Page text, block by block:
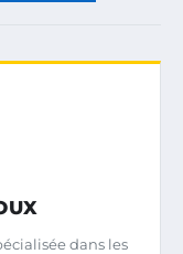
dans les